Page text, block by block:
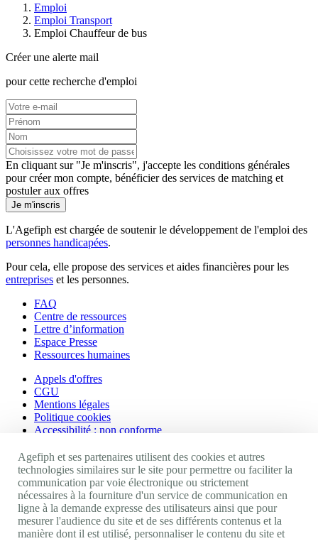
Emploi
Emploi Transport
Emploi Chauffeur de bus
Créer une alerte mail
pour cette recherche d'emploi
En cliquant sur "Je m'inscris", j'accepte les conditions générales
pour créer mon compte, bénéficier des services de matching et
postuler aux offres
Je m'inscris
L'Agefiph est chargée de soutenir le développement de l'emploi des
personnes handicapées.
Pour cela, elle propose des services et aides financières pour les
entreprises et les personnes.
FAQ
Centre de ressources
Lettre d’information
Espace Presse
Ressources humaines
Appels d'offres
CGU
Mentions légales
Politique cookies
Accessibilité : non conforme
Nos autres sites
Site portail Agefiph
Activateur de progrès
Handinnov
Innovation et recherche
Agefiph et ses partenaires utilisent des cookies et autres
technologies similaires sur le site pour permettre ou faciliter la
communication par voie électronique ou strictement
nécessaires à la fourniture d'un service de communication en
ligne à la demande expresse des utilisateurs ainsi que pour
mesurer l'audience du site et de ses différents contenus et la
manière dont il est utilisé, personnaliser le contenu du site et